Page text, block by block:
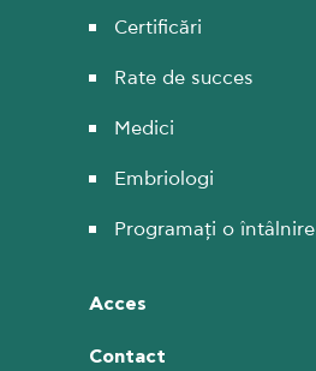
Certificări
Rate de succes
Medici
Embriologi
Programați o întâlnire
Acces
Contact